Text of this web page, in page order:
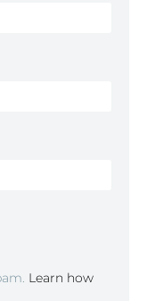
Learn how